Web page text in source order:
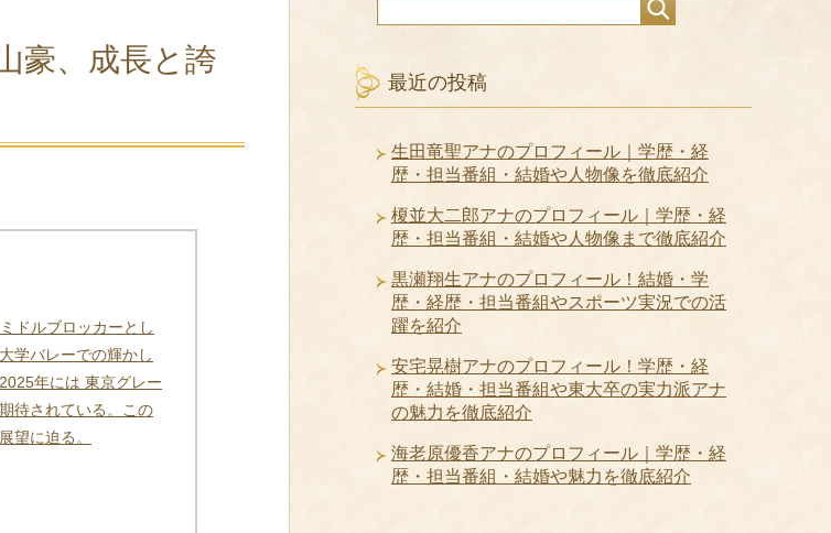
豪、成長と誇
ドルブロッカーとし
学バレーでの輝かし
年には 東京グレー
待されている。この
望に迫る。
最近の投稿
生田竜聖アナのプロフィール｜学歴・経
歴・担当番組・結婚や人物像を徹底紹介
榎並大二郎アナのプロフィール｜学歴・経
歴・担当番組・結婚や人物像まで徹底紹介
黒瀬翔生アナのプロフィール！結婚・学
歴・経歴・担当番組やスポーツ実況での活
躍を紹介
安宅晃樹アナのプロフィール！学歴・経
歴・結婚・担当番組や東大卒の実力派アナ
の魅力を徹底紹介
海老原優香アナのプロフィール｜学歴・経
歴・担当番組・結婚や魅力を徹底紹介